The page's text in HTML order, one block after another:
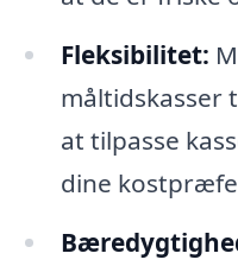
Fleksibilitet:
måltidskasser
at tilpasse
dine